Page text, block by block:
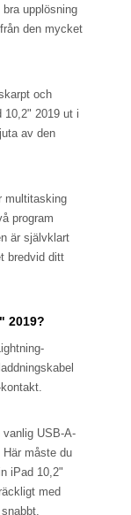
bra upplösning
den mycket
och
10,2" 2019 ut i
av den
multitasking
program
är självklart
bredvid ditt
2019?
vanlig USB-A-
Här måste du
iPad 10,2"
med